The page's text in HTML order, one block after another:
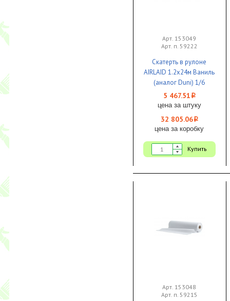
Арт. 153049
Арт. п. 59222
Скатерть в рулоне
AIRLAID 1.2x24м Ваниль
(аналог Duni) 1/6
5 467.51 i
цена за штуку
32 805.06i
цена за коробку
Купить
Арт. 153048
Арт. п. 59215